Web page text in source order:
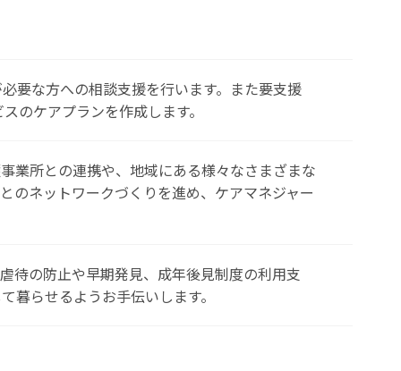
要な方への相談支援を行います。また要支援
のケアプランを作成します。
業所との連携や、地域にある様々なさまざまな
のネットワークづくりを進め、ケアマネジャー
待の防止や早期発見、成年後見制度の利用支
暮らせるようお手伝いします。